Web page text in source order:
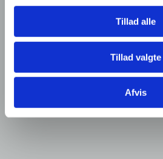
Tillad alle
Tillad valgte
Afvis
BOOK TID ONLINE
35 35 75 68